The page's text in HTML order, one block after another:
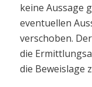
keine Aussage
eventuellen
verschoben.
die
die Beweislage